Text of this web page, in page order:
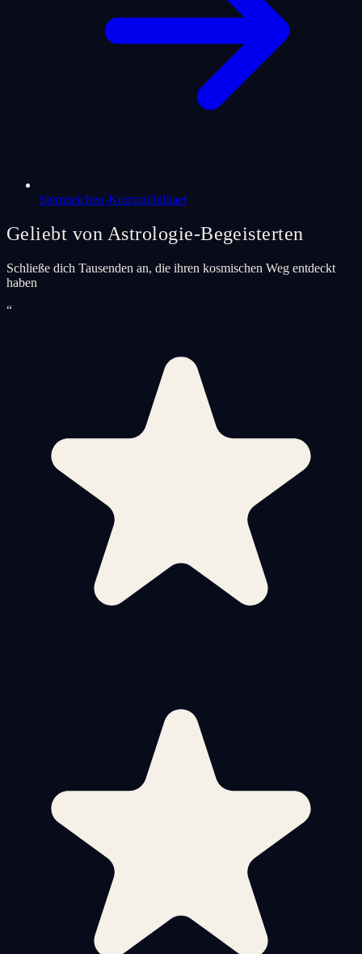
Sternzeichen-Kompatibilitaet
Geliebt von Astrologie-Begeisterten
Schließe dich Tausenden an, die ihren kosmischen Weg entdeckt
haben
“